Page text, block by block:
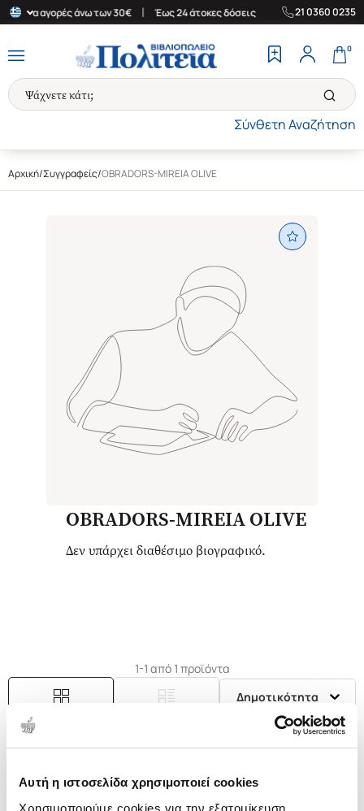
Αυτή η ιστοσελίδα χρησιμοποιεί cookies
Χρησιμοποιούμε cookies για την εξατομίκευση
για αγορές άνω των 30€ Έως 24 άτοκες δόσεις | Δωρεάν
21 0360 0235
Σύνθετη Αναζήτηση
0
Αρχική/Συγγραφείς/OBRADORS-MIREIA OLIVE
OBRADORS-MIREIA OLIVE
Δεν υπάρχει διαθέσιμο βιογραφικό.
1-1 από 1 προϊόντα
Δημοτικότητα